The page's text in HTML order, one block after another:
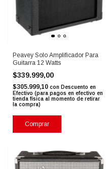
Peavey Solo Amplificador Para
Guitarra 12 Watts
$339.999,00
$305.999,10 con Descuento en
Efectivo (para pagos en efectivo en
tienda física al momento de retirar
la compra)
Comprar